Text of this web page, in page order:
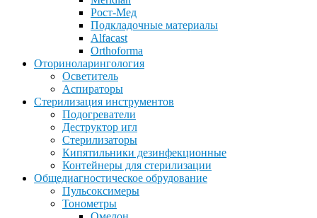
Рост-Мед
Подкладочные материалы
Alfacast
Orthoforma
Оториноларингология
Осветитель
Аспираторы
Стерилизация инструментов
Подогреватели
Деструктор игл
Стерилизаторы
Кипятильники дезинфекционные
Контейнеры для стерилизации
Общедиагностическое обрудование
Пульсоксимеры
Тонометры